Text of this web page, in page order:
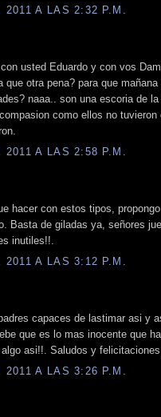
A LAS 2:32 P.M.
usted Eduardo y con vos
que otra pena? para que
naaa.. son una escoria de
como ellos no
A LAS 2:58 P.M.
hacer con estos tipos,
Basta de giladas ya, señores
inutiles!!.
A LAS 3:12 P.M.
capaces de lastimar asi y
que es lo mas inocente que
asi!!. Saludos y
A LAS 3:26 P.M.